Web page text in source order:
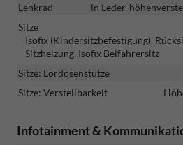
Lenkrad
in Leder,
Sitze
Isofix (Kindersitzbefestigung),
Sitzheizung, Isofix Beifahrersitz
Sitze: Lordosenstütze
Sitze: Verstellbarkeit
Infotainment &